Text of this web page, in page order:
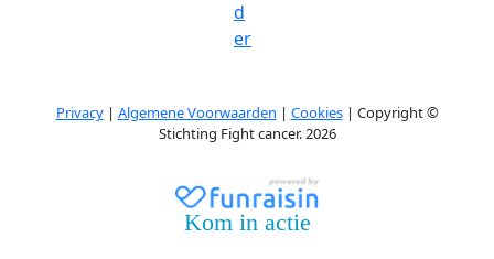
d
er
Privacy| Algemene Voorwaarden | Cookies| Copyright ©
Stichting Fight cancer. 2026
Kom in actie